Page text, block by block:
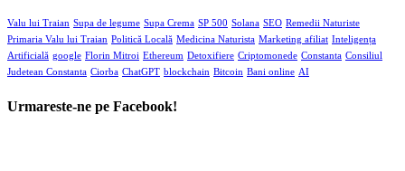
Valu lui Traian Supa de legume Supa Crema SP 500 Solana SEO Remedii Naturiste
Primaria Valu lui Traian Politică Locală Medicina Naturista Marketing afiliat Inteligența
Artificială google Florin Mitroi Ethereum Detoxifiere Criptomonede Constanta Consiliul
Judetean Constanta Ciorba ChatGPT blockchain Bitcoin Bani online AI
Urmareste-ne pe Facebook!